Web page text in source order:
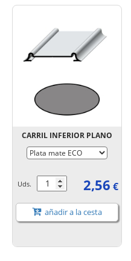
CARRIL INFERIOR PLANO
Uds. 2,56 €
añadir a la cesta